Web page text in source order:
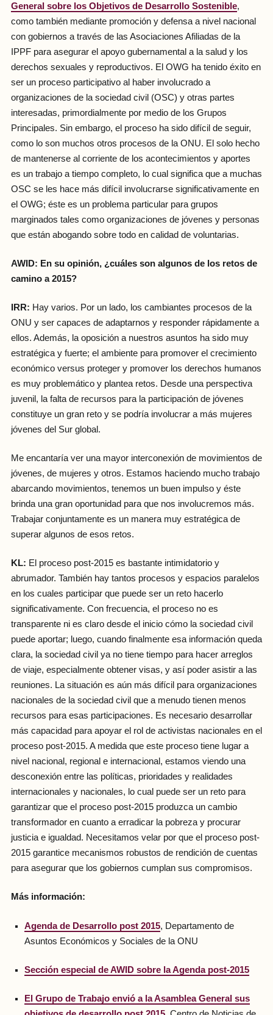
General sobre los Objetivos de Desarrollo Sostenible,
como también mediante promoción y defensa a nivel nacional
con gobiernos a través de las Asociaciones Afiliadas de la
IPPF para asegurar el apoyo gubernamental a la salud y los
derechos sexuales y reproductivos. El OWG ha tenido éxito en
ser un proceso participativo al haber involucrado a
organizaciones de la sociedad civil (OSC) y otras partes
interesadas, primordialmente por medio de los Grupos
Principales. Sin embargo, el proceso ha sido difícil de seguir,
como lo son muchos otros procesos de la ONU. El solo hecho
de mantenerse al corriente de los acontecimientos y aportes
es un trabajo a tiempo completo, lo cual significa que a muchas
OSC se les hace más difícil involucrarse significativamente en
el OWG; éste es un problema particular para grupos
marginados tales como organizaciones de jóvenes y personas
que están abogando sobre todo en calidad de voluntarias.
AWID: En su opinión, ¿cuáles son algunos de los retos de
camino a 2015?
IRR: Hay varios. Por un lado, los cambiantes procesos de la
ONU y ser capaces de adaptarnos y responder rápidamente a
ellos. Además, la oposición a nuestros asuntos ha sido muy
estratégica y fuerte; el ambiente para promover el crecimiento
económico versus proteger y promover los derechos humanos
es muy problemático y plantea retos. Desde una perspectiva
juvenil, la falta de recursos para la participación de jóvenes
constituye un gran reto y se podría involucrar a más mujeres
jóvenes del Sur global.
Me encantaría ver una mayor interconexión de movimientos de
jóvenes, de mujeres y otros. Estamos haciendo mucho trabajo
abarcando movimientos, tenemos un buen impulso y éste
brinda una gran oportunidad para que nos involucremos más.
Trabajar conjuntamente es un manera muy estratégica de
superar algunos de esos retos.
KL: El proceso post-2015 es bastante intimidatorio y
abrumador. También hay tantos procesos y espacios paralelos
en los cuales participar que puede ser un reto hacerlo
significativamente. Con frecuencia, el proceso no es
transparente ni es claro desde el inicio cómo la sociedad civil
puede aportar; luego, cuando finalmente esa información queda
clara, la sociedad civil ya no tiene tiempo para hacer arreglos
de viaje, especialmente obtener visas, y así poder asistir a las
reuniones. La situación es aún más difícil para organizaciones
nacionales de la sociedad civil que a menudo tienen menos
recursos para esas participaciones. Es necesario desarrollar
más capacidad para apoyar el rol de activistas nacionales en el
proceso post-2015. A medida que este proceso tiene lugar a
nivel nacional, regional e internacional, estamos viendo una
desconexión entre las políticas, prioridades y realidades
internacionales y nacionales, lo cual puede ser un reto para
garantizar que el proceso post-2015 produzca un cambio
transformador en cuanto a erradicar la pobreza y procurar
justicia e igualdad. Necesitamos velar por que el proceso post-
2015 garantice mecanismos robustos de rendición de cuentas
para asegurar que los gobiernos cumplan sus compromisos.
Más información:
Agenda de Desarrollo post 2015, Departamento de
Asuntos Económicos y Sociales de la ONU
Sección especial de AWID sobre la Agenda post-2015
El Grupo de Trabajo envió a la Asamblea General sus